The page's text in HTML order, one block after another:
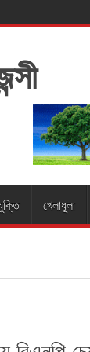
খেলাধূলা